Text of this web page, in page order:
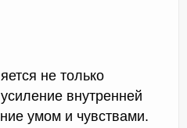
не только
внутренней
умом и чувствами.